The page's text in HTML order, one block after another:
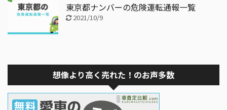
東京都ナンバーの危険運転通報一覧
2021/10/9
想像より高く売れた！のお声多数